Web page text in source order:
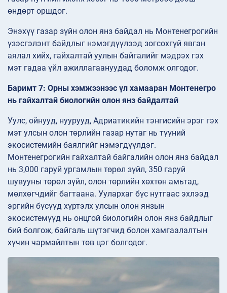
өндөрт оршдог.
Энэхүү газар зүйн олон янз байдал нь Монтенегрогийн
үзэсгэлэнт байдлыг нэмэгдүүлээд зогсохгүй явган
аялал хийх, гайхалтай уулын байгалийг мэдрэх гэх
мэт гадаа үйл ажиллагаануудад боломж олгодог.
Баримт 7: Орны хэмжээнээс үл хамааран Монтенегро
нь гайхалтай биологийн олон янз байдалтай
Уулс, ойнууд, нуурууд, Адриатикийн тэнгисийн эрэг гэх
мэт улсын олон төрлийн газар нутаг нь түүний
экосистемийн баялгийг нэмэгдүүлдэг.
Монтенегрогийн гайхалтай байгалийн олон янз байдал
нь 3,000 гаруй ургамлын төрөл зүйл, 350 гаруй
шувууны төрөл зүйл, олон төрлийн хөхтөн амьтад,
мөлхөгчдийг багтаана. Уулархаг бүс нутгаас эхлээд
эргийн бүсүүд хүртэлх улсын олон янзын
экосистемүүд нь онцгой биологийн олон янз байдлыг
бий болгож, байгаль шүтэгчид болон хамгаалалтын
хүчин чармайлтын төв цэг болгодог.